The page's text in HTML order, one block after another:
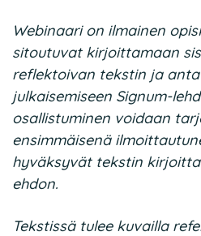
Webinaari on ilmainen
sitoutuvat kirjoittamaan
reflektoivan tekstin ja
julkaisemiseen Signum-
osallistuminen voidaan
ensimmäisenä
hyväksyvät tekstin
ehdon.
Tekstissä tulee kuvailla